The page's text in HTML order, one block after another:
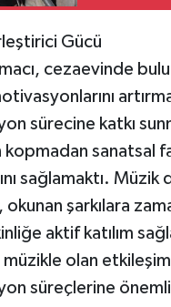
Gücü
cezaevinde
sürecine katkı
sanatsal
sağlamaktı. Müzik
okunan şarkılara
aktif katılım
olan
süreçlerine önemli